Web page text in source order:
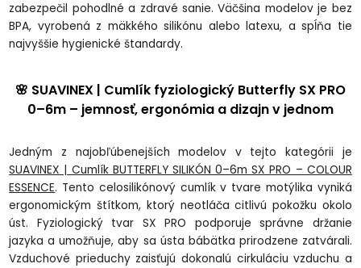
zabezpečil pohodlné a zdravé sanie. Väčšina modelov je bez
BPA, vyrobená z mäkkého silikónu alebo latexu, a spĺňa tie
najvyššie hygienické štandardy.
🌸 SUAVINEX | Cumlík fyziologický Butterfly SX PRO
0–6m – jemnosť, ergonómia a dizajn v jednom
Jedným z najobľúbenejších modelov v tejto kategórii je
SUAVINEX | Cumlík BUTTERFLY SILIKÓN 0–6m SX PRO – COLOUR
ESSENCE. Tento celosilikónový cumlík v tvare motýlika vyniká
ergonomickým štítkom, ktorý neotláča citlivú pokožku okolo
úst. Fyziologický tvar SX PRO podporuje správne držanie
jazyka a umožňuje, aby sa ústa bábätka prirodzene zatvárali.
Vzduchové prieduchy zaisťujú dokonalú cirkuláciu vzduchu a